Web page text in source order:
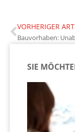
VORHERIGER
SIE